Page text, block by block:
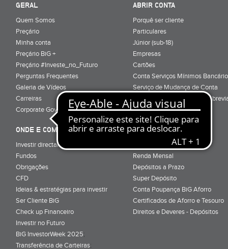
GERAL
Quem Somos
Preçário
Minha conta
Preçário BiG +
Preçário #Investe_no_Futuro
Perguntas Frequentes
Galeria de Vídeos
Carreiras
Corporate Governance
ABRIR CONTA
Porquê ser cliente
Particulares
Júnior (sub-18)
Empresas
Cartões
Conta Serviços Mínimos
Serviço de Mudança de Conta
Glossário de Terminologia
Informação Pré-Contratual
ONDE E COMO INVESTIR
Investir directamente em bolsa
Fundos
Obrigações
CFD
Ideias & estratégias para investir
Ser Cliente BiG
Check up Financeiro
Investir no Futuro
BiG InvestorWeek 2025;
Transferência de Carteiras;
ONDE E COMO POUPAR
Renda Mensal
Depósitos a Prazo
Super Depósito
Conta Poupança BiG Aforro
Certificados de Aforro e Tesouro
Direitos e Deveres - Depósitos